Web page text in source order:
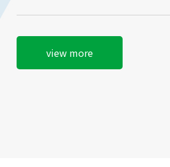
view more